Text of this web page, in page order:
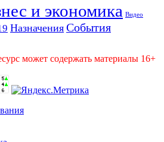
и экономика Видео
Назначения События
может содержать материалы 16+